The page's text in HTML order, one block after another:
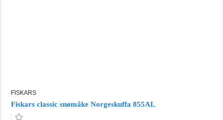
FISKARS
Fiskars classic snømåke Norgeskuffa 855AL